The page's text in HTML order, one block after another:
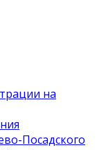
на
Посадского